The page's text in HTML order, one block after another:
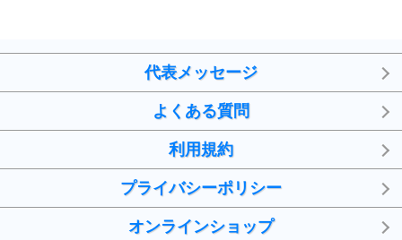
代表メッセージ
よくある質問
利用規約
プライバシーポリシー
オンラインショップ